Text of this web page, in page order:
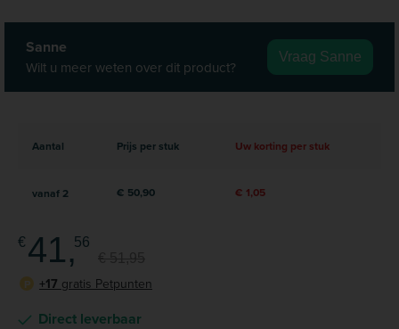
Sanne
Wilt u meer weten over dit product?
Vraag Sanne
Direct leverbaar
Aantal Prijs per stuk Uw korting per stuk
vanaf 2 € 50,90 € 1,05
€ 41,56
P +17 gratis Petpunten